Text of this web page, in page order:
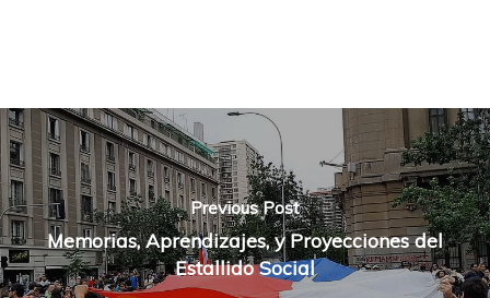
Previous Post
Memorias, Aprendizajes, y Proyecciones del
Estallido Social